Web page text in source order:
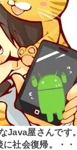
Java屋さんです
社会復帰。・